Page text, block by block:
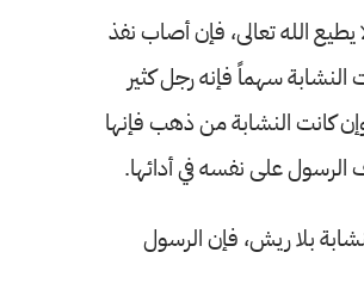
الله تعالى، فإن أصاب نفذ
سهماً فإنه رجل كثير
كانت النشابة من ذهب فإنها
الرسول على نفسه في أدائها.
بلا ريش، فإن الرسول